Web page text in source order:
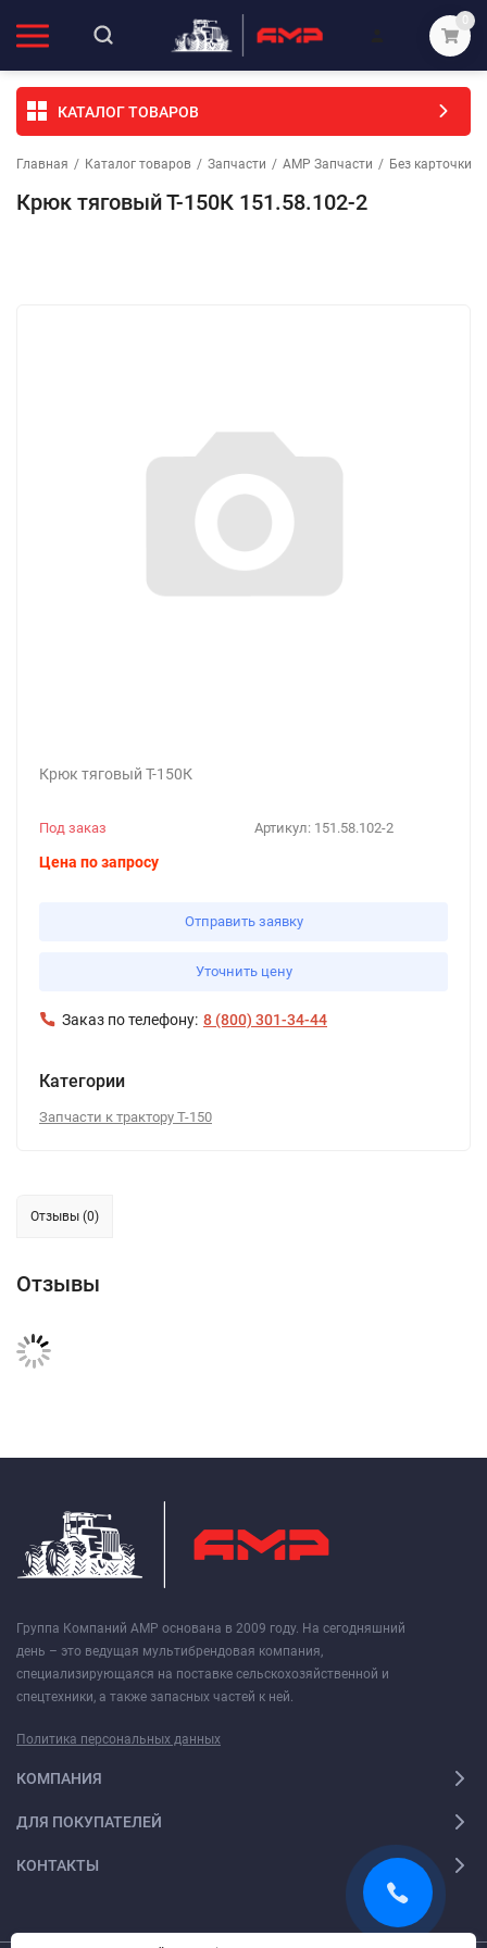
0
КАТАЛОГ ТОВАРОВ
Главная / Каталог товаров / Запчасти / АМР Запчасти / Без карточки
Крюк тяговый Т-150К 151.58.102-2
Крюк тяговый Т-150К
Артикул: 151.58.102-2
Под заказ
Цена по запросу
Отправить заявку
Уточнить цену
Заказ по телефону: 8 (800) 301-34-44
Категории
Запчасти к трактору Т-150
Отзывы (0)
Отзывы
Группа Компаний АМР основана в 2009 году. На сегодняшний
день – это ведущая мультибрендовая компания,
специализирующаяся на поставке сельскохозяйственной и
спецтехники, а также запасных частей к ней.
Политика персональных данных
КОМПАНИЯ
ДЛЯ ПОКУПАТЕЛЕЙ
КОНТАКТЫ